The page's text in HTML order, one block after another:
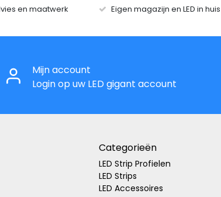
en maatwerk Eigen magazijn en LED in
Mijn account
Login op uw LED gigant account
Categorieën
LED Strip Profielen
LED Strips
LED Accessoires